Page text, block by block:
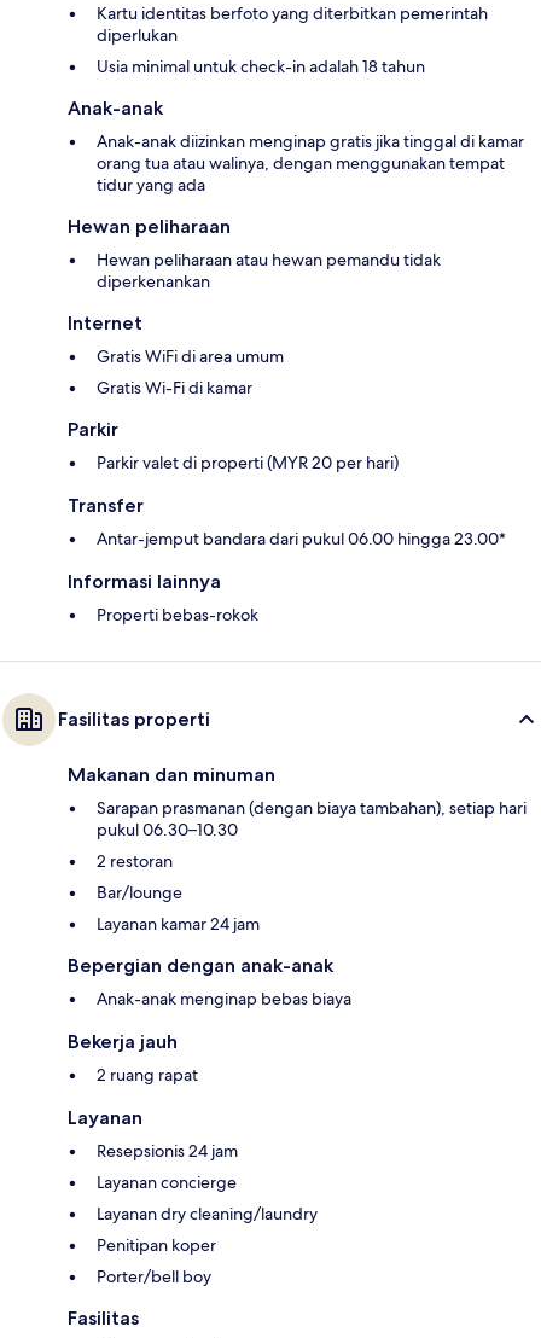
Kartu identitas berfoto yang diterbitkan pemerintah
diperlukan
Usia minimal untuk check-in adalah 18 tahun
Anak-anak
Anak-anak diizinkan menginap gratis jika tinggal di kamar
orang tua atau walinya, dengan menggunakan tempat
tidur yang ada
Hewan peliharaan
Hewan peliharaan atau hewan pemandu tidak
diperkenankan
Internet
Gratis WiFi di area umum
Gratis Wi-Fi di kamar
Parkir
Parkir valet di properti (MYR 20 per hari)
Transfer
Antar-jemput bandara dari pukul 06.00 hingga 23.00*
Informasi lainnya
Properti bebas-rokok
Fasilitas properti
Makanan dan minuman
Sarapan prasmanan (dengan biaya tambahan), setiap hari
pukul 06.30–10.30
2 restoran
Bar/lounge
Layanan kamar 24 jam
Bepergian dengan anak-anak
Anak-anak menginap bebas biaya
Bekerja jauh
2 ruang rapat
Layanan
Resepsionis 24 jam
Layanan concierge
Layanan dry cleaning/laundry
Penitipan koper
Porter/bell boy
Fasilitas